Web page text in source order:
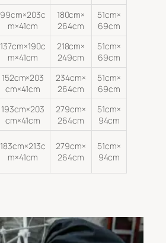
99cm×203c
m×41cm
180cm×
264cm
51cm×
69cm
137cm×190c
m×41cm
218cm×
249cm
51cm×
69cm
152cm×203
cm×41cm
234cm×
264cm
51cm×
69cm
193cm×203
cm×41cm
279cm×
264cm
51cm×
94cm
183cm×213c
m×41cm
279cm×
264cm
51cm×
94cm